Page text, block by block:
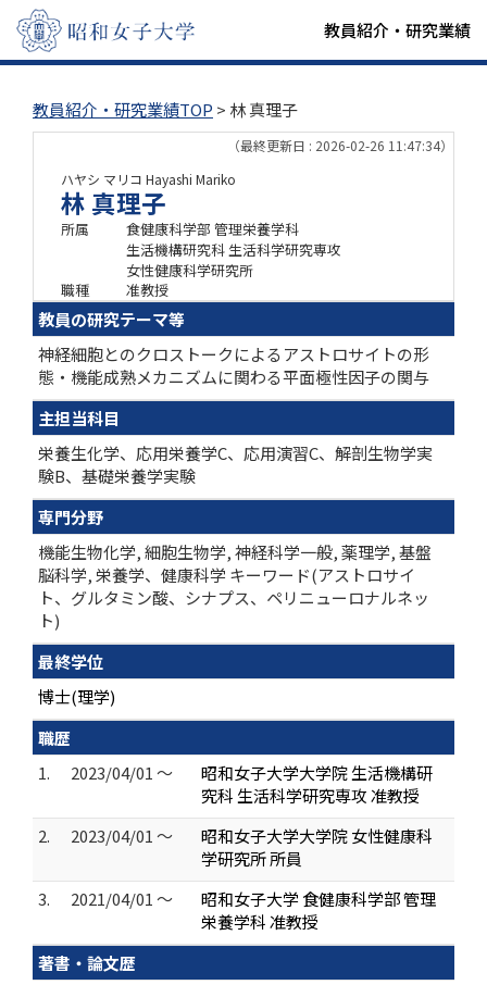
教員紹介・研究業績
教員紹介・研究業績TOP > 林 真理子
（最終更新日 : 2026-02-26 11:47:34）
ハヤシ マリコ Hayashi Mariko
林 真理子
所属
食健康科学部 管理栄養学科
生活機構研究科 生活科学研究専攻
女性健康科学研究所
職種
准教授
教員の研究テーマ等
神経細胞とのクロストークによるアストロサイトの形
態・機能成熟メカニズムに関わる平面極性因子の関与
主担当科目
栄養生化学、応用栄養学C、応用演習C、解剖生物学実
験B、基礎栄養学実験
専門分野
機能生物化学, 細胞生物学, 神経科学一般, 薬理学, 基盤
脳科学, 栄養学、健康科学 キーワード(アストロサイ
ト、グルタミン酸、シナプス、ペリニューロナルネッ
ト)
最終学位
博士(理学)
職歴
1.
2023/04/01 ～
昭和女子大学大学院 生活機構研
究科 生活科学研究専攻 准教授
2.
2023/04/01 ～
昭和女子大学大学院 女性健康科
学研究所 所員
3.
2021/04/01 ～
昭和女子大学 食健康科学部 管理
栄養学科 准教授
著書・論文歴